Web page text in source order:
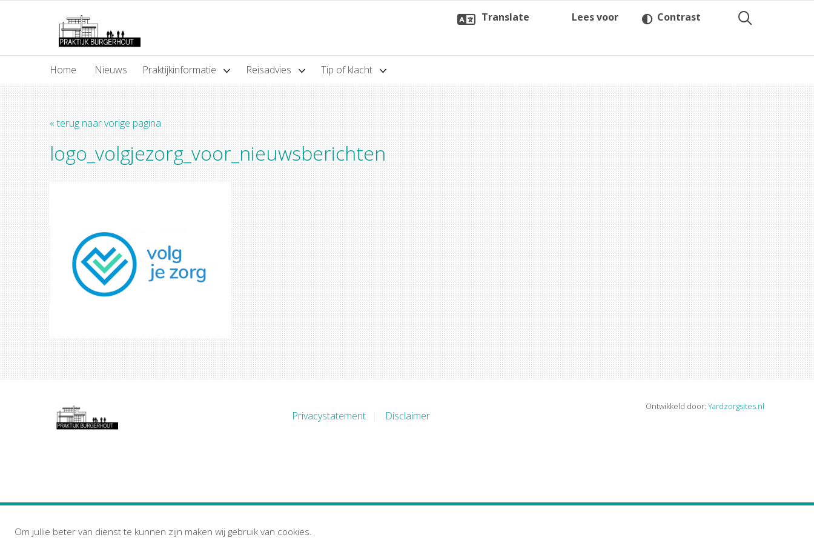
Translate Lees voor Contrast
Home Nieuws Praktijkinformatie Reisadvies Tip of klacht
« terug naar vorige pagina
logo_volgjezorg_voor_nieuwsberichten
Privacystatement Disclaimer
Ontwikkeld door: Yardzorgsites.nl
Om jullie beter van dienst te kunnen zijn maken wij gebruik van cookies.